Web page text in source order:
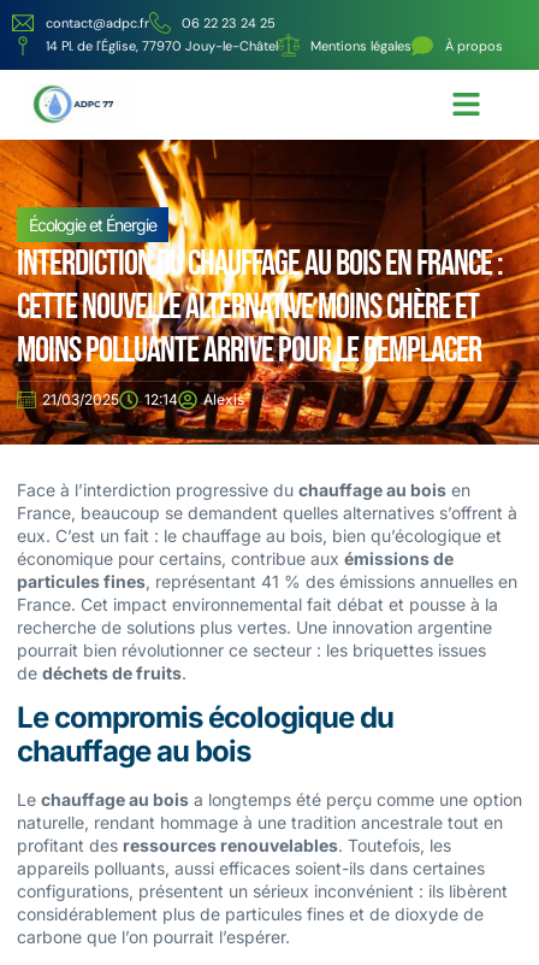
contact@adpc.fr
06 22 23 24 25
14 Pl. de l'Église, 77970 Jouy-le-Châtel
Mentions légales À propos
Écologie et Énergie
Interdiction du chauffage au bois en France :
cette nouvelle alternative moins chère et
moins polluante arrive pour le remplacer
21/03/2025 12:14 Alexis
Face à l’interdiction progressive du chauffage au bois en
France, beaucoup se demandent quelles alternatives s’offrent à
eux. C’est un fait : le chauffage au bois, bien qu’écologique et
économique pour certains, contribue aux émissions de
particules fines, représentant 41 % des émissions annuelles en
France. Cet impact environnemental fait débat et pousse à la
recherche de solutions plus vertes. Une innovation argentine
pourrait bien révolutionner ce secteur : les briquettes issues
de déchets de fruits.
Le compromis écologique du
chauffage au bois
Le chauffage au bois a longtemps été perçu comme une option
naturelle, rendant hommage à une tradition ancestrale tout en
profitant des ressources renouvelables. Toutefois, les
appareils polluants, aussi efficaces soient-ils dans certaines
configurations, présentent un sérieux inconvénient : ils libèrent
considérablement plus de particules fines et de dioxyde de
carbone que l’on pourrait l’espérer.